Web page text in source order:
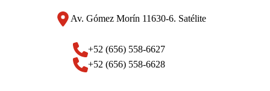
Av. Gómez Morín 11630-6. Satélite
+52 (656) 558-6627
+52 (656) 558-6628